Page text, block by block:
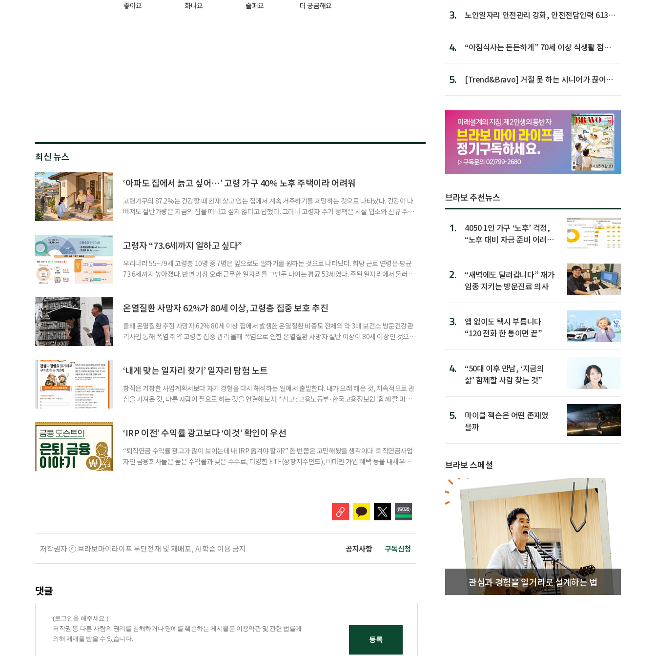
좋아요 화나요 슬퍼요 더 궁금해요
최신 뉴스
‘아파도 집에서 늙고 싶어…’ 고령 가구 40% 노후 주택이라 어려워
고령가구의 87.2%는 건강할 때 현재 살고 있는 집에서 계속 거주하기를 희망하는 것으로 나타났다. 건강이 나
빠져도 절반가량은 지금의 집을 떠나고 싶지 않다고 답했다. 그러나 고령자 주거 정책은 시설 입소와 신규 주택
여름호에 실린 ‘통합돌봄 시행에 따른 고령자 주거-돌봄 협업 체계 구축 방안’ 보고서는 고
고령자 “73.6세까지 일하고 싶다”
우리나라 55~79세 고령층 10명 중 7명은 앞으로도 일하기를 원하는 것으로 나타났다. 희망 근로 연령은 평균
73.6세까지 높아졌다. 반면 가장 오래 근무한 일자리를 그만둔 나이는 평균 53세였다. 주된 일자리에서 물러난
7000명으로, 1년 전보다 57만 명 증가했다. 15세 이상 인구에서 차지하는 비중은
온열질환 사망자 62%가 80세 이상, 고령층 집중 보호 추진
올해 온열질환 추정 사망자 62% 80세 이상 집에서 발생한 온열질환 비중도 전체의 약 3배 보건소 방문건강관
리사업 통해 폭염 취약 고령층 집중 관리 올해 폭염으로 인한 온열질환 사망자 절반 이상이 80세 이상인 것으로
고령층은 825명(33.8%), 80세 이상은 300명(12.3%)으로 집계됐다. 연령별 환자 수
‘내게 맞는 일자리 찾기’ 일자리 탐험 노트
창직은 거창한 사업계획서보다 자기 경험을 다시 해석하는 일에서 출발한다. 내가 오래 해온 것, 지속적으로 관
심을 가져온 것, 다른 사람이 필요로 하는 것을 연결해보자. *참고 : 고용노동부·한국고용정보원 ‘함께 할 미래
2._______________ 3._______________ ▷ 그중 내가 직접 해볼 만
‘IRP 이전’ 수익률 광고보다 ‘이것’ 확인이 우선
“퇴직연금 수익률 광고가 많이 보이는데 내 IRP 옮겨야 할까?” 한 번쯤은 고민해봤을 생각이다. 퇴직연금사업
자인 금융회사들은 높은 수익률과 낮은 수수료, 다양한 ETF(상장지수펀드), 비대면 가입 혜택 등을 내세우며
저작권자 ⓒ 브라보마이라이프 무단전재 및 재배포, AI학습 이용 금지 공지사항 구독신청
댓글
3.
노인일자리 안전관리 강화, 안전전담인력 613명
4.
“아침식사는 든든하게” 70세 이상 식생활 점수
5.
[Trend&Bravo] 거절 못 하는 시니어가 끊어야
브라보 추천뉴스
1.
4050 1인 가구 ‘노후’ 걱정,
“노후 대비 자금 준비 어려
2.
“새벽에도 달려갑니다” 재가
임종 지키는 방문진료 의사
3.
앱 없이도 택시 부릅니다
“120 전화 한 통이면 끝”
4.
“50대 이후 만남, ‘지금의
삶’ 함께할 사람 찾는 것”
5.
마이클 잭슨은 어떤 존재였
을까
브라보 스페셜
관심과 경험을 일거리로 설계하는 법